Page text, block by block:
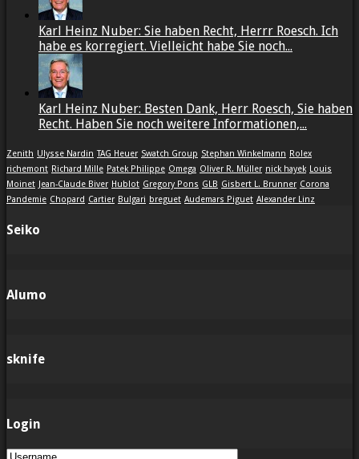
Karl Heinz Nuber: Sie haben Recht, Herrr Roesch. Ich
habe es korregiert. Vielleicht habe Sie noch...
Karl Heinz Nuber: Besten Dank, Herr Roesch, Sie haben
Recht. Haben Sie noch weitere Informationen,...
Zenith Ulysse Nardin TAG Heuer Swatch Group Stephan Winkelmann Rolex
richemont Richard Mille Patek Philippe Omega Oliver R. Müller nick hayek Louis
Moinet Jean-Claude Biver Hublot Gregory Pons GLB Gisbert L. Brunner Corona
Pandemie Chopard Cartier Bulgari breguet Audemars Piguet Alexander Linz
Seiko
Alumo
sknife
Login